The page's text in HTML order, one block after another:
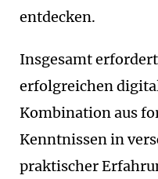
entdecken.
Insgesamt
erfolgreichen
Kombination aus
Kenntnissen in
praktischer